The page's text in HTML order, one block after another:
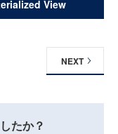
View
NEXT
たか？